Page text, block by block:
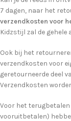
7 dagen, naar het
verzendkosten voor
Kidzstijl zal de gehele
Ook bij het
verzendkosten voor
geretourneerde deel
Verzendkosten
Voor het
vooruitbetalen)